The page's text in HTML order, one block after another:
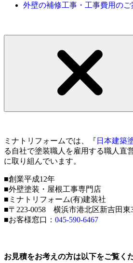
外壁の補修工事・工事費用のご
ミナトリフォームでは、『 日本建築
る自社で塗装職人を雇用する職人直
に取り組んでいます。
■創業平成12年
■外壁塗装・屋根工事専門店
■ミナトリフォーム(有)建装社
■〒223-0058 横浜市港北区新吉田東
■お客様窓口： 045-590-6467
お見積をお考えの方は以下をご覧く